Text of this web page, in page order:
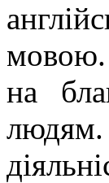
мовою.
на